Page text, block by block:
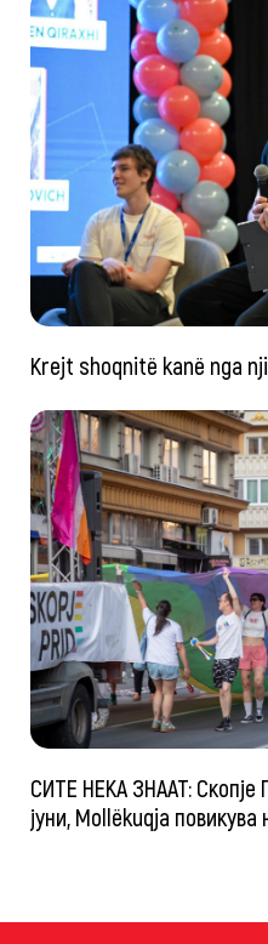
Krejt shoqnitë kanë nga
СИТЕ НЕКА ЗНААТ: Скопје
јуни, Mollëkuqja повикува